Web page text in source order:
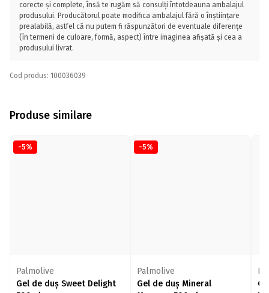
corecte și complete, însă te rugăm să consulți întotdeauna ambalajul
produsului. Producătorul poate modifica ambalajul fără o înștiințare
prealabilă, astfel că nu putem fi răspunzători de eventuale diferențe
(în termeni de culoare, formă, aspect) între imaginea afișată și cea a
produsului livrat.
Cod produs: 100036039
Produse similare
-5%
Palmolive
Gel de duș Sweet Delight
-5%
Palmolive
Gel de duș Mineral